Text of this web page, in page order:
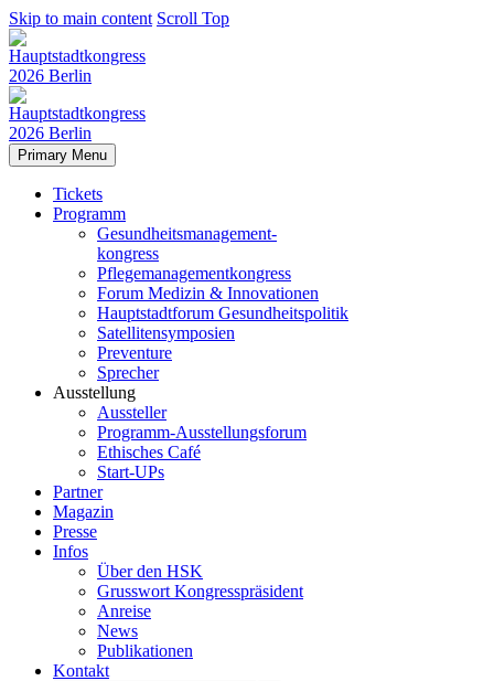
Skip to main content Scroll Top
Primary Menu
Tickets
Programm
Gesundheitsmanagement-
kongress
Pflegemanagementkongress
Forum Medizin & Innovationen
Hauptstadtforum Gesundheitspolitik
Satellitensymposien
Preventure
Sprecher
Ausstellung
Aussteller
Programm-Ausstellungsforum
Ethisches Café
Start-UPs
Partner
Magazin
Presse
Infos
Über den HSK
Grusswort Kongresspräsident
Anreise
News
Publikationen
Kontakt